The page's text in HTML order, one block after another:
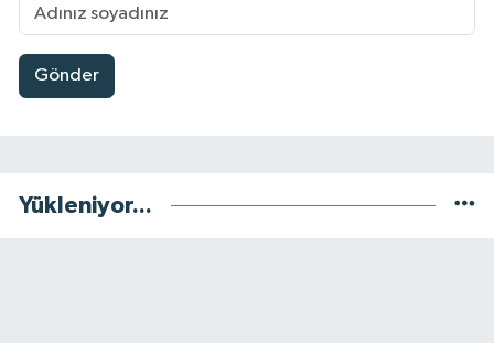
Gönder
Yükleniyor...